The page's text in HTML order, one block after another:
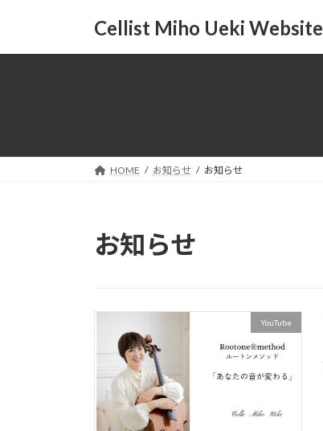
Cellist Miho Ueki Website
HOME お知らせ お知らせ
お知らせ
YouTube